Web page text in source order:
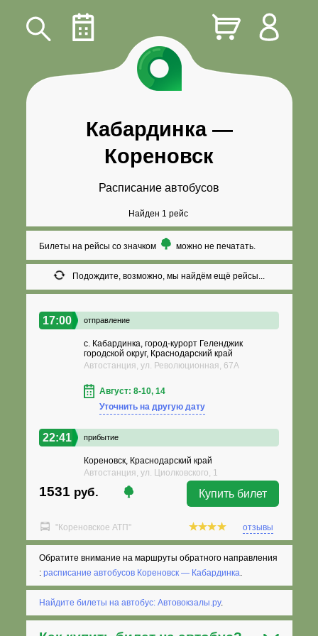
Кабардинка—
Кореновск
Расписание автобусов
Найден 1 рейс
Билеты на рейсы со значком можно не печатать.
Подождите, возможно, мы найдём ещё рейсы...
17:00 отправление
с. Кабардинка, город-курорт Геленджик
городской округ, Краснодарский край
Автостанция, ул. Революционная, 67А
Август: 8-10, 14
Уточнить на другую дату
22:41 прибытие
Кореновск, Краснодарский край
Автостанция, ул. Циолковского, 1
1531 руб. Купить билет
"Кореновское АТП" отзывы
Обратите внимание на маршруты обратного направления
:расписание автобусов Кореновск — Кабардинка
Найдите билеты на автобус: Автовокзалы.ру.